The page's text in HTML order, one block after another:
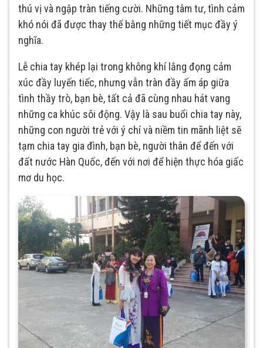
thú vị và ngập tràn tiếng cười. Những tâm tư, tình cảm
khó nói đã được thay thế bằng những tiết mục đầy ý
nghĩa.
Lễ chia tay khép lại trong không khí lắng đọng cảm
xúc đầy luyến tiếc, nhưng vẫn tràn đầy ấm áp giữa
tình thầy trò, bạn bè, tất cả đã cùng nhau hát vang
những ca khúc sôi động. Vậy là sau buổi chia tay này,
những con người trẻ với ý chí và niềm tin mãnh liệt sẽ
tạm chia tay gia đình, bạn bè, người thân để đến với
đất nước Hàn Quốc, đến với nơi để hiện thực hóa giấc
mơ du học.